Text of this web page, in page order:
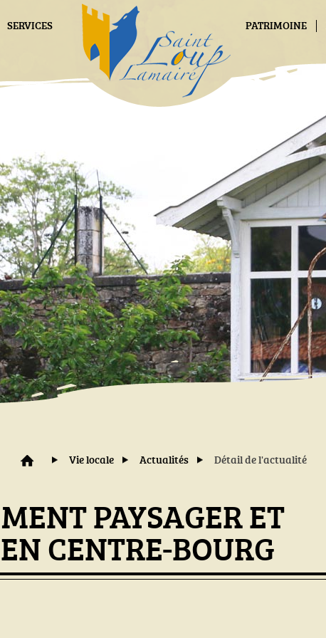
SERVICES PATRIMOINE
Vie locale Actualités Détail de l'actualité
PAYSAGER ET
CENTRE-BOURG